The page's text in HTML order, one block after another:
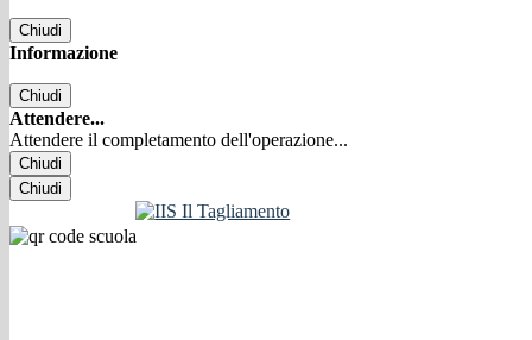
Chiudi
Informazione
Chiudi
Attendere...
Attendere il completamento dell'operazione...
Chiudi
Chiudi